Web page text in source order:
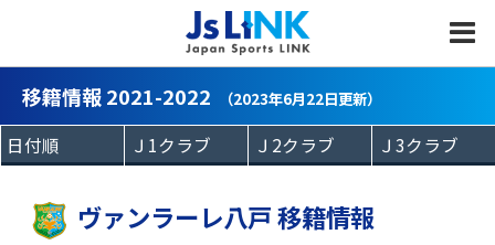
移籍情報 2021-2022 （2023年6月22日更新）
ヴァンラーレ八戸 移籍情報